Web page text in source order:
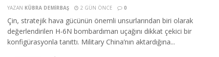
YAZAN KÜBRA DEMIRBAŞ 2 GÜN ÖNCE 0
Çin, stratejik hava gücünün önemli unsurlarından biri olarak
değerlendirilen H-6N bombardıman uçağını dikkat çekici bir
konfigürasyonla tanıttı. Military China’nın aktardığına...